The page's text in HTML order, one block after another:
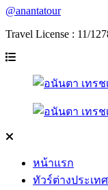
@anantatour
Travel License : 11/
หน้าแรก
ทัวร์ต่างประเทศ